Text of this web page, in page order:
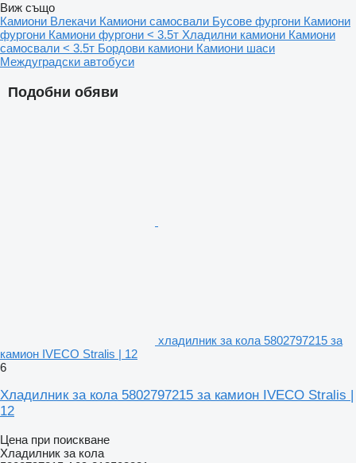
Подобни обяви
хладилник за кола 5802797215 за
камион IVECO Stralis | 12
6
Хладилник за кола 5802797215 за камион IVECO Stralis |
12
Цена при поискване
Хладилник за кола
Виж също
Камиони Влекачи Камиони самосвали Бусове фургони Камиони
фургони Камиони фургони < 3.5т Хладилни камиони Камиони
самосвали < 3.5т Бордови камиони Камиони шаси
Междуградски автобуси